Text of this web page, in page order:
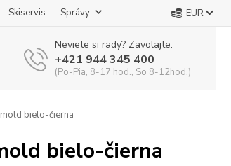
Skiservis Správy EUR
Neviete si rady? Zavolajte.
+421 944 345 400
(Po-Pia, 8-17 hod., So 8-12hod.)
bielo-čierna
bielo-čierna